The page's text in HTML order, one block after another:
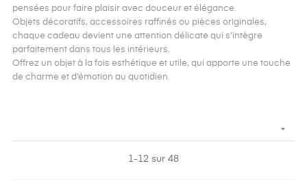
pensées pour faire plaisir avec douceur et élégance.
Objets décoratifs, accessoires raffinés ou pièces originales,
chaque cadeau devient une attention délicate qui s’intègre
parfaitement dans tous les intérieurs.
Offrez un objet à la fois esthétique et utile, qui apporte une touche
de charme et d’émotion au quotidien.

1-12 sur 48